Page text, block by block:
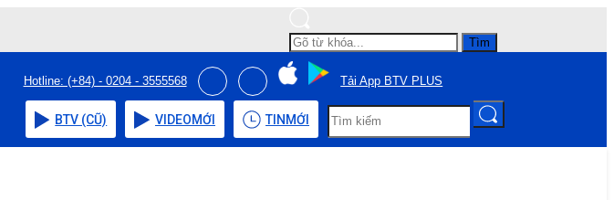
Tìm
Hotline: (+84) - 0204 - 3555568 Tải App BTV PLUS
BTV (CŨ) VIDEOMỚI TIN MỚI